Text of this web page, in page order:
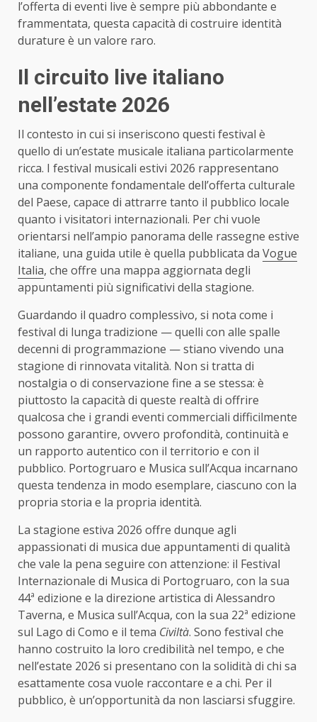
l’offerta di eventi live è sempre più abbondante e
frammentata, questa capacità di costruire identità
durature è un valore raro.
Il circuito live italiano
nell’estate 2026
Il contesto in cui si inseriscono questi festival è
quello di un’estate musicale italiana particolarmente
ricca. I festival musicali estivi 2026 rappresentano
una componente fondamentale dell’offerta culturale
del Paese, capace di attrarre tanto il pubblico locale
quanto i visitatori internazionali. Per chi vuole
orientarsi nell’ampio panorama delle rassegne estive
italiane, una guida utile è quella pubblicata da Vogue
Italia, che offre una mappa aggiornata degli
appuntamenti più significativi della stagione.
Guardando il quadro complessivo, si nota come i
festival di lunga tradizione — quelli con alle spalle
decenni di programmazione — stiano vivendo una
stagione di rinnovata vitalità. Non si tratta di
nostalgia o di conservazione fine a se stessa: è
piuttosto la capacità di queste realtà di offrire
qualcosa che i grandi eventi commerciali difficilmente
possono garantire, ovvero profondità, continuità e
un rapporto autentico con il territorio e con il
pubblico. Portogruaro e Musica sull’Acqua incarnano
questa tendenza in modo esemplare, ciascuno con la
propria storia e la propria identità.
La stagione estiva 2026 offre dunque agli
appassionati di musica due appuntamenti di qualità
che vale la pena seguire con attenzione: il Festival
Internazionale di Musica di Portogruaro, con la sua
44ª edizione e la direzione artistica di Alessandro
Taverna, e Musica sull’Acqua, con la sua 22ª edizione
sul Lago di Como e il tema Civiltà. Sono festival che
hanno costruito la loro credibilità nel tempo, e che
nell’estate 2026 si presentano con la solidità di chi sa
esattamente cosa vuole raccontare e a chi. Per il
pubblico, è un’opportunità da non lasciarsi sfuggire.